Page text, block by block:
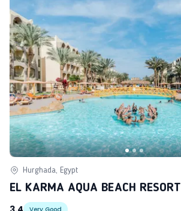
Hurghada, Egypt
EL KARMA AQUA BEACH RESORT